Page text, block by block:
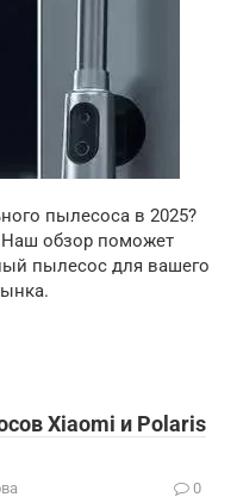
пылесоса в 2025?
обзор поможет
пылесос для вашего
Xiaomi и Polaris
0